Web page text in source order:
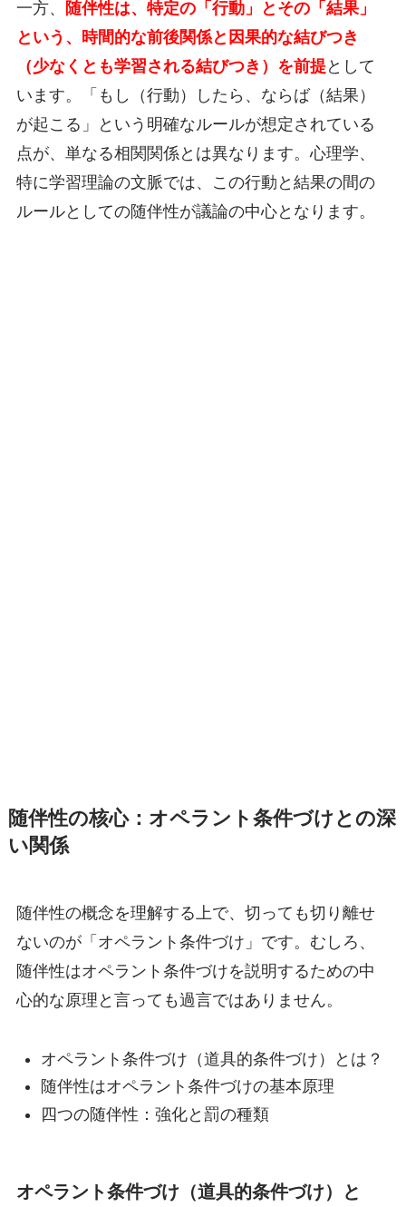
一方、
随伴性は、特定の「行動」とその「結果」
という、時間的な前後関係と因果的な結びつき
（少なくとも学習される結びつき）を前提として
います。「もし（行動）したら、ならば（結果）
が起こる」という明確なルールが想定されている
点が、単なる相関関係とは異なります。心理学、
特に学習理論の文脈では、この行動と結果の間の
ルールとしての随伴性が議論の中心となります。
随伴性の核心：オペラント条件づけとの深
い関係
随伴性の概念を理解する上で、切っても切り離せ
ないのが「オペラント条件づけ」です。むしろ、
随伴性はオペラント条件づけを説明するための中
心的な原理と言っても過言ではありません。
オペラント条件づけ（道具的条件づけ）とは？
随伴性はオペラント条件づけの基本原理
四つの随伴性：強化と罰の種類
オペラント条件づけ（道具的条件づけ）と